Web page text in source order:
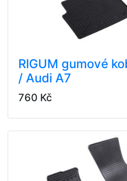
RIGUM gumové
/ Audi A7
760 Kč